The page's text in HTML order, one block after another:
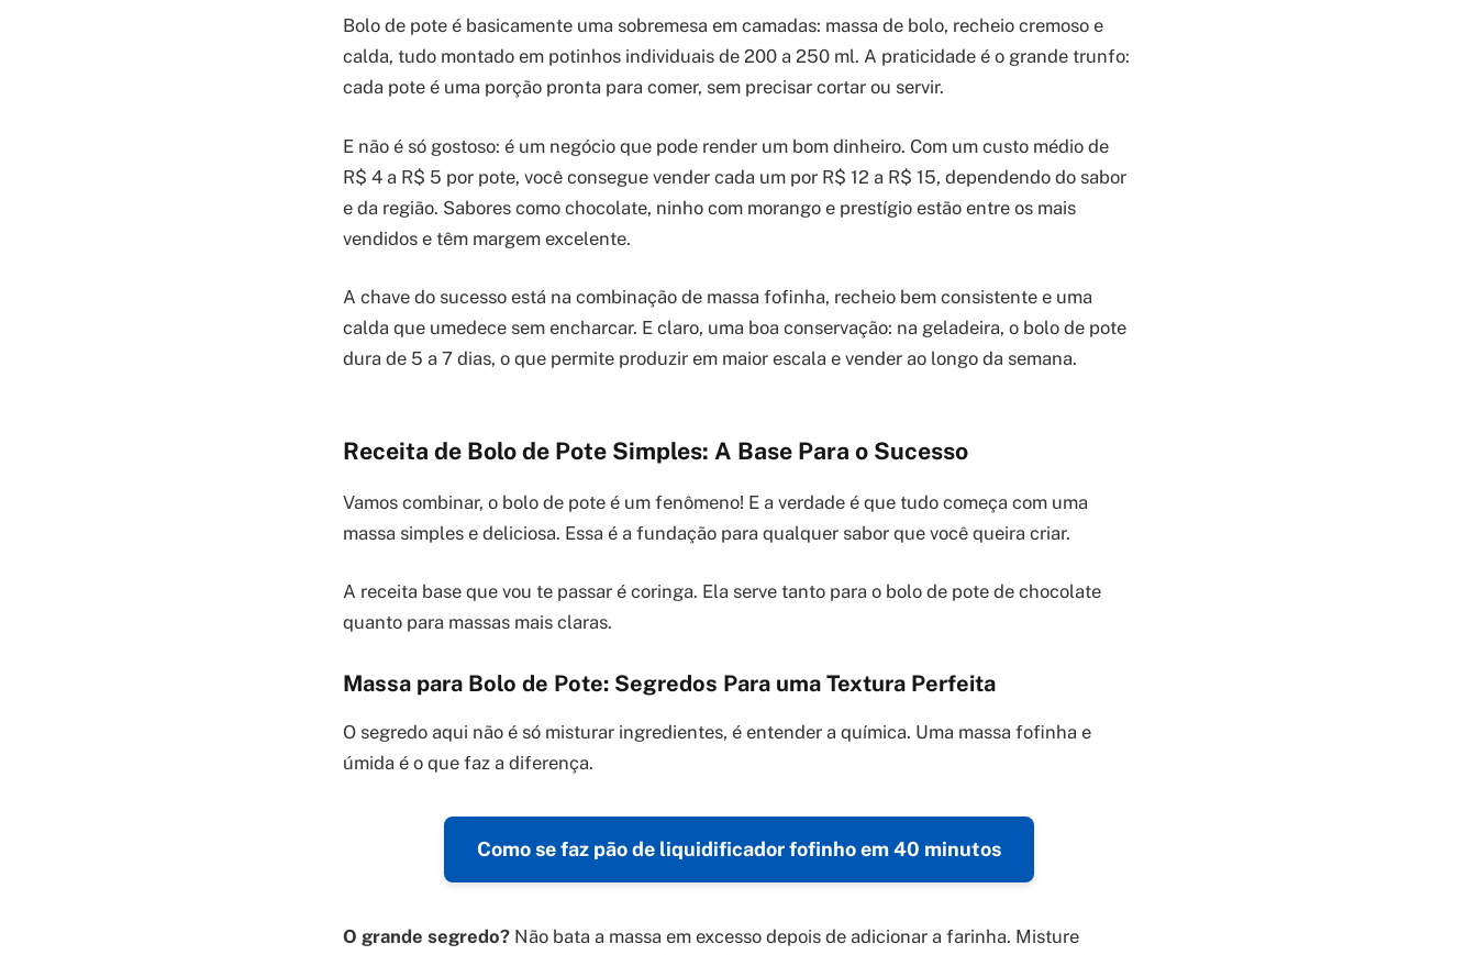
Bolo de pote é basicamente uma sobremesa em camadas: massa de bolo, recheio cremoso e
calda, tudo montado em potinhos individuais de 200 a 250 ml. A praticidade é o grande trunfo:
cada pote é uma porção pronta para comer, sem precisar cortar ou servir.
E não é só gostoso: é um negócio que pode render um bom dinheiro. Com um custo médio de
R$ 4 a R$ 5 por pote, você consegue vender cada um por R$ 12 a R$ 15, dependendo do sabor
e da região. Sabores como chocolate, ninho com morango e prestígio estão entre os mais
vendidos e têm margem excelente.
A chave do sucesso está na combinação de massa fofinha, recheio bem consistente e uma
calda que umedece sem encharcar. E claro, uma boa conservação: na geladeira, o bolo de pote
dura de 5 a 7 dias, o que permite produzir em maior escala e vender ao longo da semana.
Receita de Bolo de Pote Simples: A Base Para o Sucesso
Vamos combinar, o bolo de pote é um fenômeno! E a verdade é que tudo começa com uma
massa simples e deliciosa. Essa é a fundação para qualquer sabor que você queira criar.
A receita base que vou te passar é coringa. Ela serve tanto para o bolo de pote de chocolate
quanto para massas mais claras.
Massa para Bolo de Pote: Segredos Para uma Textura Perfeita
O segredo aqui não é só misturar ingredientes, é entender a química. Uma massa fofinha e
úmida é o que faz a diferença.
Como se faz pão de liquidificador fofinho em 40 minutos
O grande segredo? Não bata a massa em excesso depois de adicionar a farinha. Misture